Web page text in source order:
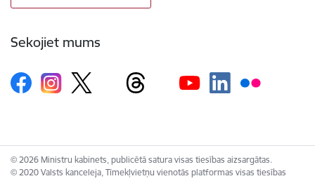
Sekojiet mums
© 2026 Ministru kabinets, publicētā satura visas tiesības aizsargātas.
© 2020 Valsts kanceleja, Tīmekļvietņu vienotās platformas visas tiesības